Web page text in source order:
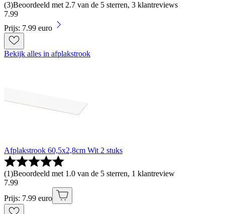
(3)Beoordeeld met 2.7 van de 5 sterren, 3 klantreviews
7.99
Prijs: 7.99 euro
Bekijk alles in afplakstrook
Afplakstrook 60,5x2,8cm Wit 2 stuks
(1)Beoordeeld met 1.0 van de 5 sterren, 1 klantreview
7.99
Prijs: 7.99 euro